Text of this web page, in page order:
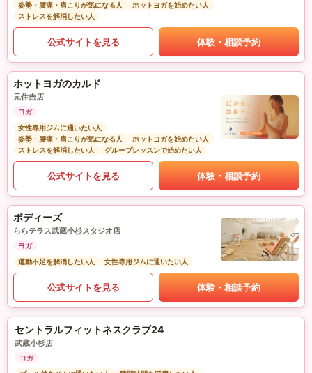
姿勢・腰痛・肩こりが気になる人
ホットヨガを始めたい人
ストレスを解消したい人
公式サイトを見る 体験・相談予約
ホットヨガのカルド
元住吉店
ヨガ
女性専用ジムに通いたい人
姿勢・腰痛・肩こりが気になる人
ホットヨガを始めたい人
ストレスを解消したい人
グループレッスンで始めたい人
公式サイトを見る 体験・相談予約
ボディーズ
ららテラス武蔵小杉スタジオ店
ヨガ
運動不足を解消したい人
女性専用ジムに通いたい人
公式サイトを見る 体験・相談予約
セントラルフィットネスクラブ24
武蔵小杉店
ヨガ